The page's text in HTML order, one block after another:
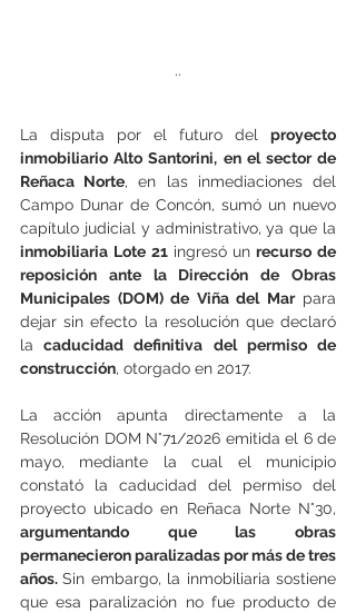
..
La disputa por el futuro del proyecto
inmobiliario Alto Santorini, en el sector de
Reñaca Norte, en las inmediaciones del
Campo Dunar de Concón, sumó un nuevo
inmobiliaria Lote 21 ingresó un recurso de
reposición ante la Dirección de Obras
Municipales (DOM) de Viña del Mar para
dejar sin efecto la resolución que declaró
la caducidad definitiva del permiso de
construcción, otorgado en 2017.
La acción apunta directamente a la
Resolución DOM N°71/2026 emitida el 6 de
mayo, mediante la cual el municipio
constató la caducidad del permiso del
argumentando que las obras
permanecieron paralizadas por más de tres
años. Sin embargo, la inmobiliaria sostiene
que esa paralización no fue producto de